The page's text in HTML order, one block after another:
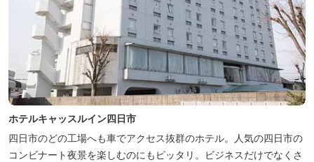
ホテルキャッスルイン四日市
四日市のどの工場へも車でアクセス抜群のホテル。人気の四日市の
コンビナート夜景を楽しむのにもピッタリ。ビジネスだけでなくさ